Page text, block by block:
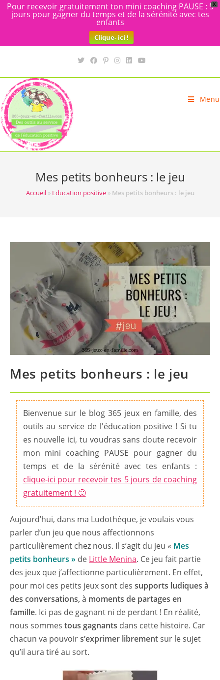
X
Pour recevoir gratuitement ton mini coaching PAUSE : 5
jours pour gagner du temps et de la sérénité avec tes
enfants
Clique- ici !
Menu
Mes petits bonheurs : le jeu
Accueil» Education positive» Mes petits bonheurs : le jeu
Mes petits bonheurs : le jeu
Bienvenue sur le blog 365 jeux en famille, des
outils au service de l'éducation positive ! Si tu
es nouvelle ici, tu voudras sans doute recevoir
mon mini coaching PAUSE pour gagner du
temps et de la sérénité avec tes enfants :
clique-ici pour recevoir tes 5 jours de coaching
gratuitement ! 🙂
Aujourd’hui, dans ma Ludothèque, je voulais vous
parler d’un jeu que nous affectionnons
particulièrement chez nous. Il s’agit du jeu « Mes
petits bonheurs » de Little Menina. Ce jeu fait partie
des jeux que j’affectionne particulièrement. En effet,
pour moi ces petits jeux sont des supports ludiques à
des conversations, à moments de partages en
famille. Ici pas de gagnant ni de perdant ! En réalité,
nous sommes tous gagnants dans cette histoire. Car
chacun va pouvoirs’exprimer librement sur le sujet
qu’il aura tiré au sort.